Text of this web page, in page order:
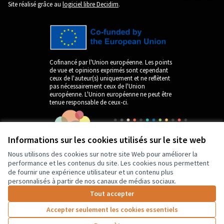
Informations sur les cookies utilisés sur le site web
Nous utilisons des cookies sur notre site Web pour améliorer la
performance et les contenus du site. Les cookies nous permettent
de fournir une expérience utilisateur et un contenu plus
personnalisés à partir de nos canaux de médias sociaux.
Tout accepter
Accepter seulement les cookies essentiels
Site réalisé grâce au logiciel libre Decidim.
Cofinancé par l'Union européenne. Les points
de vue et opinions exprimés sont cependant
ceux de l'auteur(s) uniquement et ne reflètent
pas nécessairement ceux de l'Union
européenne. L'Union européenne ne peut être
tenue responsable de ceux-ci.
by